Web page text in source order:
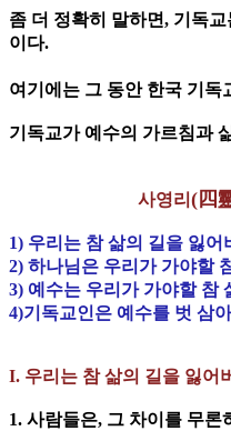
좀 더 정확히 말하면, 기독
이다.
여기에는 그 동안 한국 기독
기독교가 예수의 가르침과
사영리 (四
1) 우리는 참 삶의 길을 잃
2) 하나님은 우리가 가야할
3) 예수는 우리가 가야할 참
4)기독교인은 예수를 벗 삼
I. 우리는 참 삶의 길을 잃어
1. 사람들은, 그 차이를 무